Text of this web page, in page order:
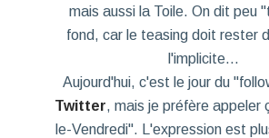
mais aussi la Toile. On dit peu
fond, car le teasing doit rester
l'implicite...
Aujourd'hui, c'est le jour du
Twitter, mais je préfère appeler
le-Vendredi". L'expression est